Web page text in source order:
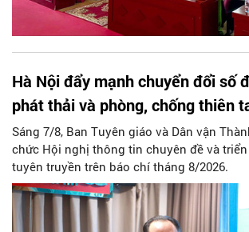
Hà Nội đẩy mạnh chuyển đổi số
phát thải và phòng, chống thiên
Sáng 7/8, Ban Tuyên giáo và Dân vận
chức Hội nghị thông tin chuyên đề và
tuyên truyền trên báo chí tháng 8/2026.